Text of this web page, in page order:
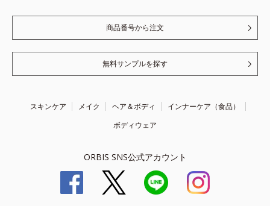
商品番号から注文
無料サンプルを探す
スキンケア メイク ヘア＆ボディ
インナーケア（食品）
ボディウェア
ORBIS SNS公式アカウント